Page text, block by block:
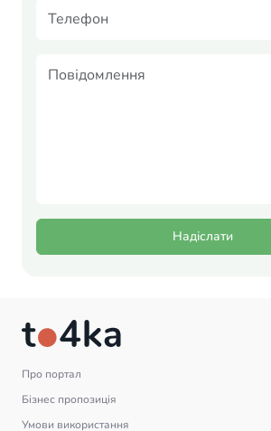
Надіслати
Про портал
Бізнес пропозиція
Умови використання